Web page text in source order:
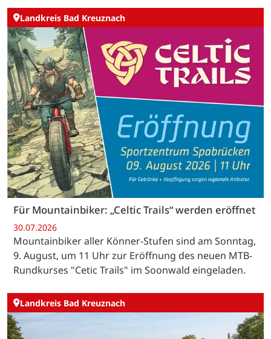
Landkreis Bad Kreuznach
Für Mountainbiker: „Celtic Trails“ werden eröffnet
30.07.2026
Mountainbiker aller Könner-Stufen sind am Sonntag,
9. August, um 11 Uhr zur Eröffnung des neuen MTB-
Rundkurses "Cetic Trails" im Soonwald eingeladen.
Landkreis Bad Kreuznach